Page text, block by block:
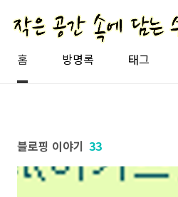
홈 방명록 태그
블로핑 이야기 33